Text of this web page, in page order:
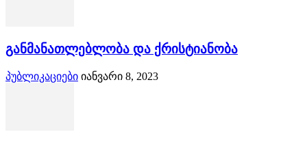
განმანათლებლობა და ქრისტიანობა
პუბლიკაციები იანვარი 8, 2023